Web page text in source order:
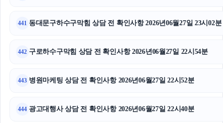
441 동대문구하수구막힘 상담 전 확인사항 2026년06월27일 23시02분
442 구로하수구막힘 상담 전 확인사항 2026년06월27일 22시54분
443 병원마케팅 상담 전 확인사항 2026년06월27일 22시52분
444 광고대행사 상담 전 확인사항 2026년06월27일 22시40분